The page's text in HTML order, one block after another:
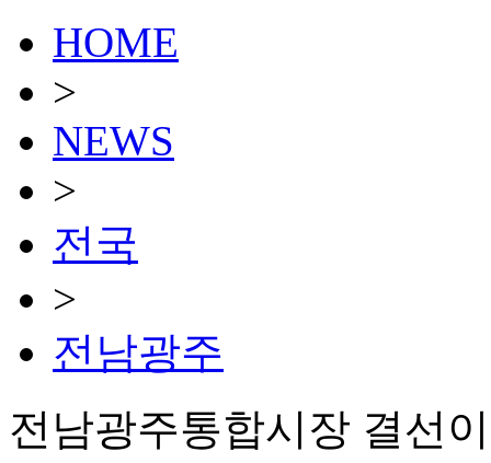
HOME
>
NEWS
>
전국
>
전남광주
전남광주통합시장 결선